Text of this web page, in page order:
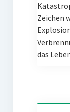
Zeichen
das